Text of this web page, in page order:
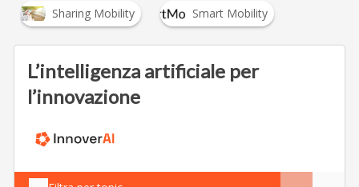
Sharing Mobility Smart Mobility
L’intelligenza artificiale per
l’innovazione